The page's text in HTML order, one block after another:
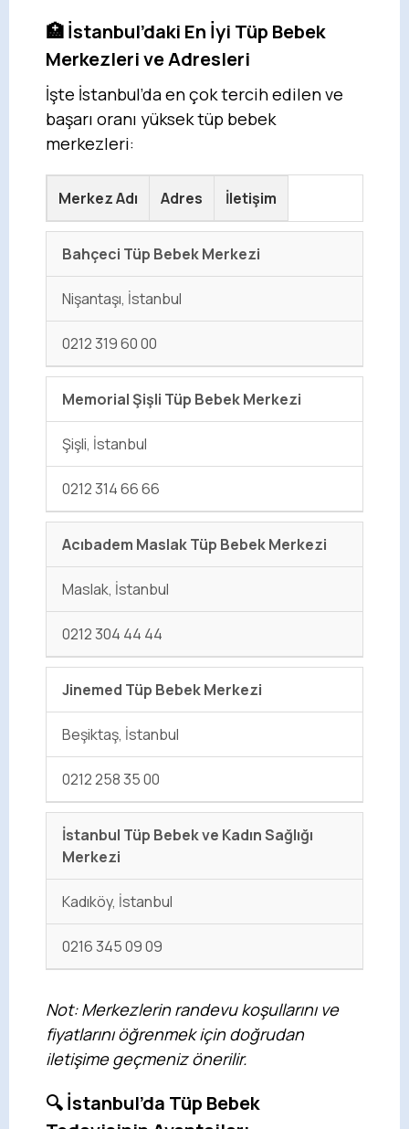
🏥 İstanbul’daki En İyi Tüp Bebek
Merkezleri ve Adresleri
İşte İstanbul’da en çok tercih edilen ve
başarı oranı yüksek tüp bebek
merkezleri:
Merkez Adı Adres İletişim
Bahçeci Tüp Bebek Merkezi
Nişantaşı, İstanbul
0212 319 60 00
Memorial Şişli Tüp Bebek Merkezi
Şişli, İstanbul
0212 314 66 66
Acıbadem Maslak Tüp Bebek Merkezi
Maslak, İstanbul
0212 304 44 44
Jinemed Tüp Bebek Merkezi
Beşiktaş, İstanbul
0212 258 35 00
İstanbul Tüp Bebek ve Kadın Sağlığı
Merkezi
Kadıköy, İstanbul
0216 345 09 09
Not: Merkezlerin randevu koşullarını ve
fiyatlarını öğrenmek için doğrudan
iletişime geçmeniz önerilir.
🔍 İstanbul’da Tüp Bebek